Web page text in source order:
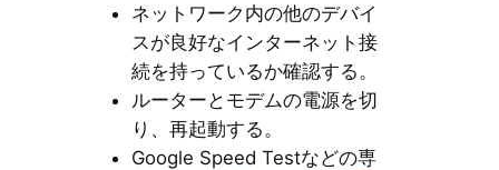
ネットワーク内の他のデバイ
スが良好なインターネット接
続を持っているか確認する。
ルーターとモデムの電源を切
り、再起動する。
Google Speed Testなどの専